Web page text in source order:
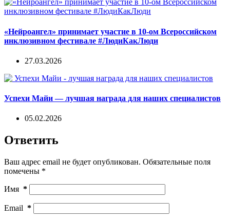
«Нейроангел» принимает участие в 10-ом Всероссийском
инклюзивном фестивале #ЛюдиКакЛюди
27.03.2026
Успехи Майи — лучшая награда для наших специалистов
05.02.2026
Ответить
Ваш адрес email не будет опубликован. Обязательные поля
помечены *
Имя *
Email *